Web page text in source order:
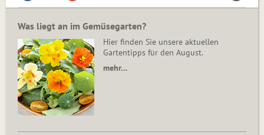
Was liegt an im Gemüsegarten?
Hier finden Sie unsere aktuellen
Gartentipps für den August.
mehr…